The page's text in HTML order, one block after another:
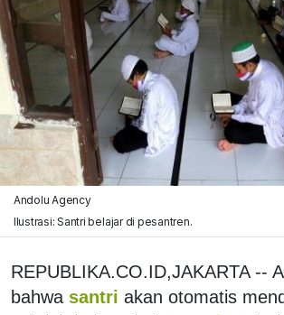
Andolu Agency
Ilustrasi: Santri belajar di pesantren.
REPUBLIKA.CO.ID,JAKARTA --
bahwa santri akan otomatis